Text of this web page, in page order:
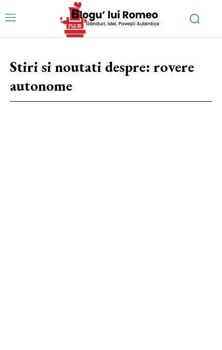
Stiri si noutati despre: rovere
autonome